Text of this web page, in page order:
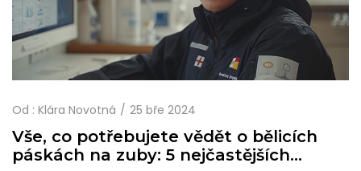
Od : Klára Novotná 25 bře 2024
Vše, co potřebujete vědět o bělicích
páskách na zuby: 5 nejčastějších